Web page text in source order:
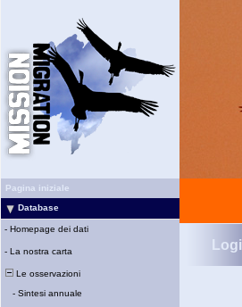
Pagina iniziale
Database
- Homepage dei dati
- La nostra carta
Le osservazioni
- Sintesi annuale